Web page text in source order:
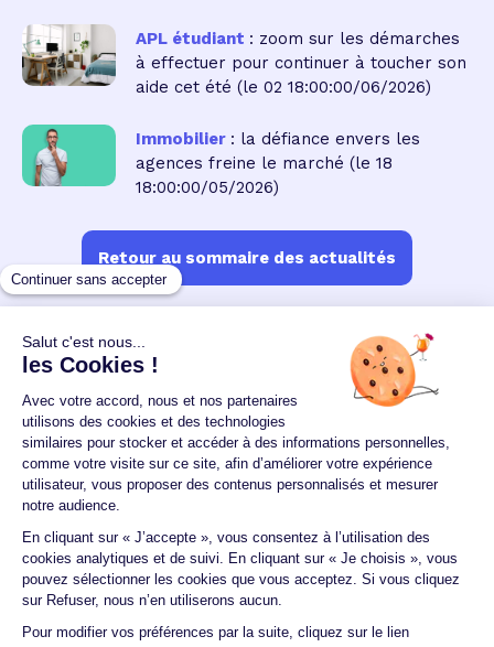
APL étudiant : zoom sur les démarches
à effectuer pour continuer à toucher son
aide cet été (le 02 18:00:00/06/2026)
Immobilier : la défiance envers les
agences freine le marché (le 18
18:00:00/05/2026)
Retour au sommaire des actualités
Un crédit vous engage et doit être remboursé.
Vérifiez vos capacités de remboursement avant de
vous engager.
Aucun versement, de quelque nature que ce soit, ne
peut être exigé d'un particulier avant l'obtention
d'un ou plusieurs prêts d'argent.
© 2026 Guide du crédit •Plan du site• Mentions